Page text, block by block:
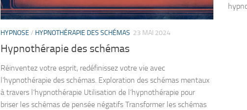
HYPNOSE / HYPNOTHÉRAPIE DES SCHÉMAS 23 MAI 2024
Hypnothérapie des schémas
Réinventez votre esprit, redéfinissez votre vie avec
l’hypnothérapie des schémas. Exploration des schémas mentaux
à travers l’hypnothérapie Utilisation de l’hypnothérapie pour
briser les schémas de pensée négatifs Transformer les schémas